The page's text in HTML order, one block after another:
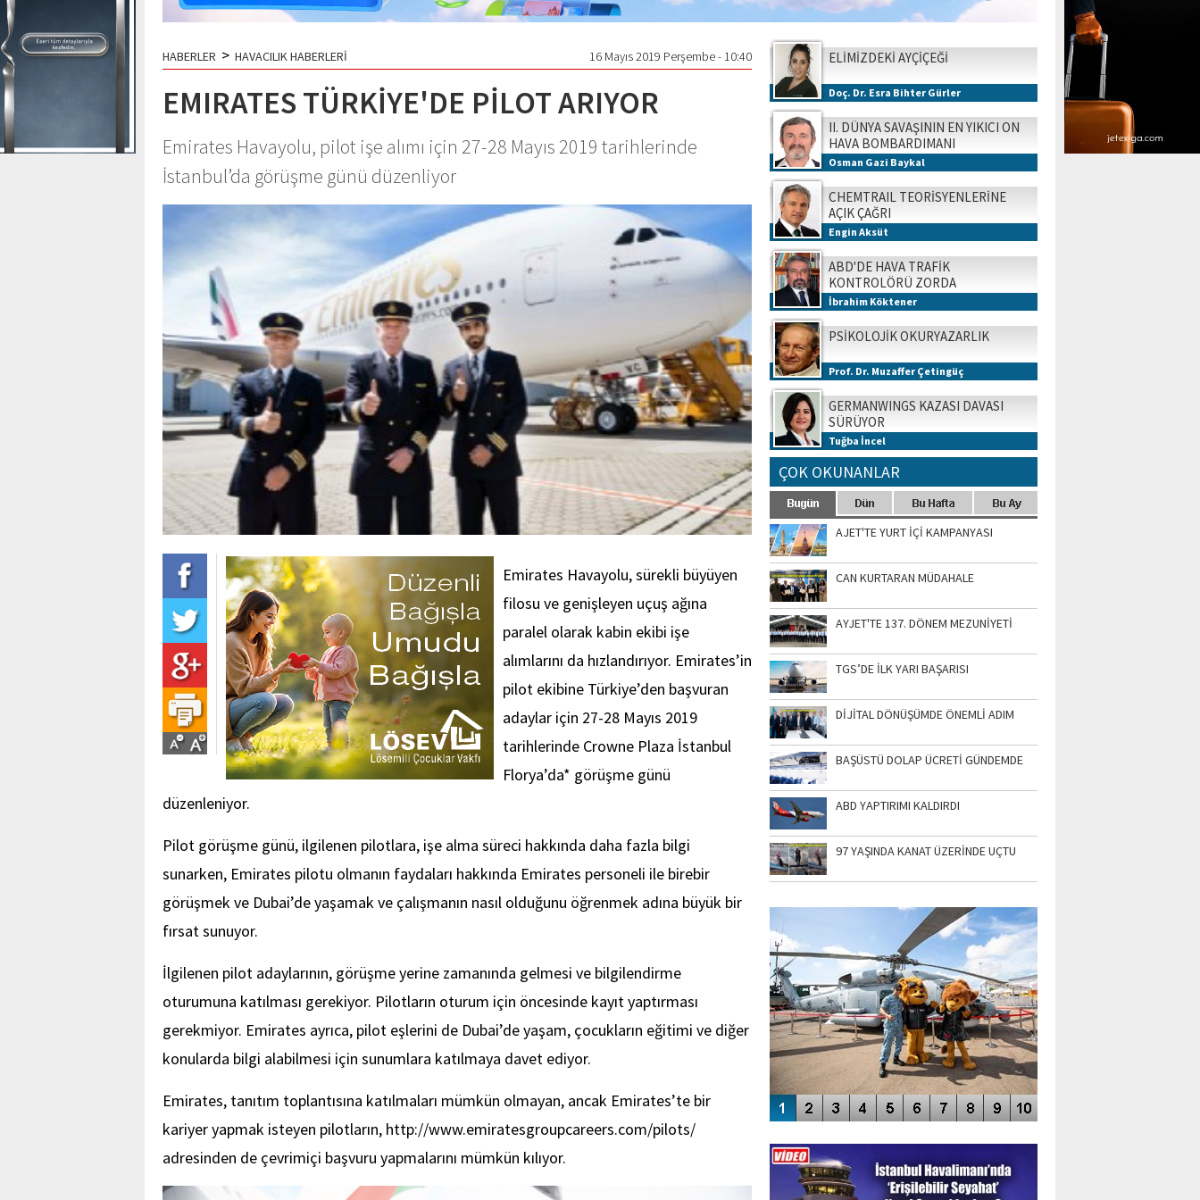
HABERLER > HAVACILIK HABERLERİ 16 Mayıs 2019 Perşembe - 10:40
EMIRATES TÜRKİYE'DE PİLOT ARIYOR
Emirates Havayolu, pilot işe alımı için 27-28 Mayıs 2019 tarihlerinde
İstanbul’da görüşme günü düzenliyor
Emirates Havayolu, sürekli büyüyen
filosu ve genişleyen uçuş ağına
paralel olarak kabin ekibi işe
alımlarını da hızlandırıyor. Emirates’in
pilot ekibine Türkiye’den başvuran
adaylar için 27-28 Mayıs 2019
tarihlerinde Crowne Plaza İstanbul
Florya’da* görüşme günü
düzenleniyor.
Pilot görüşme günü, ilgilenen pilotlara, işe alma süreci hakkında daha fazla bilgi
sunarken, Emirates pilotu olmanın faydaları hakkında Emirates personeli ile birebir
görüşmek ve Dubai’de yaşamak ve çalışmanın nasıl olduğunu öğrenmek adına büyük bir
fırsat sunuyor.
İlgilenen pilot adaylarının, görüşme yerine zamanında gelmesi ve bilgilendirme
oturumuna katılması gerekiyor. Pilotların oturum için öncesinde kayıt yaptırması
gerekmiyor. Emirates ayrıca, pilot eşlerini de Dubai’de yaşam, çocukların eğitimi ve diğer
konularda bilgi alabilmesi için sunumlara katılmaya davet ediyor.
Emirates, tanıtım toplantısına katılmaları mümkün olmayan, ancak Emirates’te bir
kariyer yapmak isteyen pilotların, http://www.emiratesgroupcareers.com/pilots/
adresinden de çevrimiçi başvuru yapmalarını mümkün kılıyor.
ELİMİZDEKİ AYÇİÇEĞİ
Doç. Dr. Esra Bihter Gürler
II. DÜNYA SAVAŞININ EN YIKICI ON
HAVA BOMBARDIMANI
Osman Gazi Baykal
CHEMTRAIL TEORİSYENLERİNE
AÇIK ÇAĞRI
Engin Aksüt
ABD'DE HAVA TRAFİK
KONTROLÖRÜ ZORDA
İbrahim Köktener
PSİKOLOJİK OKURYAZARLIK
Prof. Dr. Muzaffer Çetingüç
GERMANWINGS KAZASI DAVASI
SÜRÜYOR
Tuğba İncel
ÇOK OKUNANLAR
AJET'TE YURT İÇİ KAMPANYASI
CAN KURTARAN MÜDAHALE
AYJET'TE 137. DÖNEM MEZUNİYETİ
TGS’DE İLK YARI BAŞARISI
DİJİTAL DÖNÜŞÜMDE ÖNEMLİ ADIM
BAŞÜSTÜ DOLAP ÜCRETİ GÜNDEMDE
ABD YAPTIRIMI KALDIRDI
97 YAŞINDA KANAT ÜZERİNDE UÇTU
SİNGAPUR AIRSHOW-2020
ENGELLERİN AŞILDIĞI HAVALİMANI